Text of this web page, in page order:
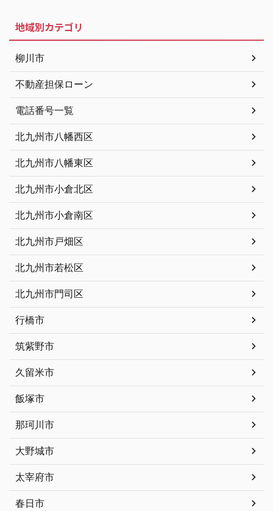
地域別カテゴリ
柳川市
不動産担保ローン
電話番号一覧
北九州市八幡西区
北九州市八幡東区
北九州市小倉北区
北九州市小倉南区
北九州市戸畑区
北九州市若松区
北九州市門司区
行橋市
筑紫野市
久留米市
飯塚市
那珂川市
大野城市
太宰府市
春日市